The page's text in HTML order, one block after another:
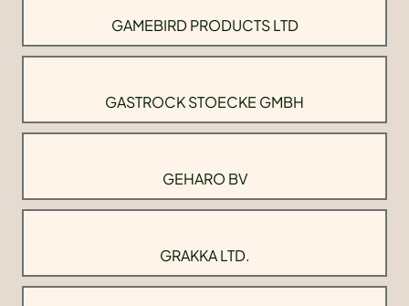
GAMEBIRD PRODUCTS LTD
GASTROCK STOECKE GMBH
GEHARO BV
GRAKKA LTD.